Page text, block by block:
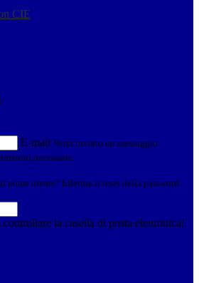
CIE
E-mail Verrà inviato un messaggio
necessarie.
nome utente? Effettua il reset della password
la casella di posta elettronica!